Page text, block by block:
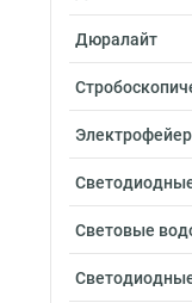
Дюралайт
Световые